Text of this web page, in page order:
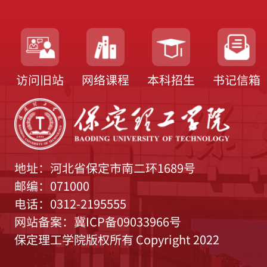
访问旧站 网络课程 本科招生 书记信箱
地址：河北省保定市南二环1689号
邮编：071000
电话：0312-2195555
网站备案：冀ICP备09033966号
保定理工学院版权所有 Copyright 2022